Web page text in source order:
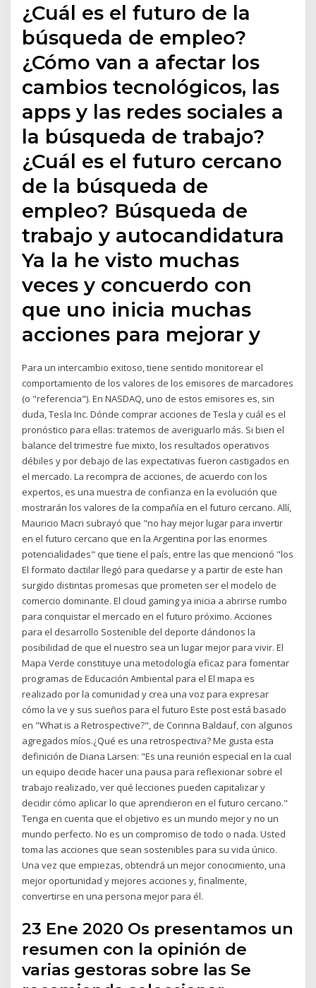
¿Cuál es el futuro de la
búsqueda de empleo?
¿Cómo van a afectar los
cambios tecnológicos, las
apps y las redes sociales a
la búsqueda de trabajo?
¿Cuál es el futuro cercano
de la búsqueda de
empleo? Búsqueda de
trabajo y autocandidatura
Ya la he visto muchas
veces y concuerdo con
que uno inicia muchas
acciones para mejorar y
Para un intercambio exitoso, tiene sentido monitorear el
comportamiento de los valores de los emisores de marcadores
(o "referencia"). En NASDAQ, uno de estos emisores es, sin
duda, Tesla Inc. Dónde comprar acciones de Tesla y cuál es el
pronóstico para ellas: tratemos de averiguarlo más. Si bien el
balance del trimestre fue mixto, los resultados operativos
débiles y por debajo de las expectativas fueron castigados en
el mercado. La recompra de acciones, de acuerdo con los
expertos, es una muestra de confianza en la evolución que
mostrarán los valores de la compañía en el futuro cercano. Allí,
Mauricio Macri subrayó que "no hay mejor lugar para invertir
en el futuro cercano que en la Argentina por las enormes
potencialidades" que tiene el país, entre las que mencionó "los
El formato dactilar llegó para quedarse y a partir de este han
surgido distintas promesas que prometen ser el modelo de
comercio dominante. El cloud gaming ya inicia a abrirse rumbo
para conquistar el mercado en el futuro próximo. Acciones
para el desarrollo Sostenible del deporte dándonos la
posibilidad de que el nuestro sea un lugar mejor para vivir. El
Mapa Verde constituye una metodología eficaz para fomentar
programas de Educación Ambiental para el El mapa es
realizado por la comunidad y crea una voz para expresar
cómo la ve y sus sueños para el futuro Este post está basado
en "What is a Retrospective?", de Corinna Baldauf, con algunos
agregados míos.¿Qué es una retrospectiva? Me gusta esta
definición de Diana Larsen: "Es una reunión especial en la cual
un equipo decide hacer una pausa para reflexionar sobre el
trabajo realizado, ver qué lecciones pueden capitalizar y
decidir cómo aplicar lo que aprendieron en el futuro cercano."
Tenga en cuenta que el objetivo es un mundo mejor y no un
mundo perfecto. No es un compromiso de todo o nada. Usted
toma las acciones que sean sostenibles para su vida único.
Una vez que empiezas, obtendrá un mejor conocimiento, una
mejor oportunidad y mejores acciones y, finalmente,
convertirse en una persona mejor para él.
23 Ene 2020 Os presentamos un
resumen con la opinión de
varias gestoras sobre las Se